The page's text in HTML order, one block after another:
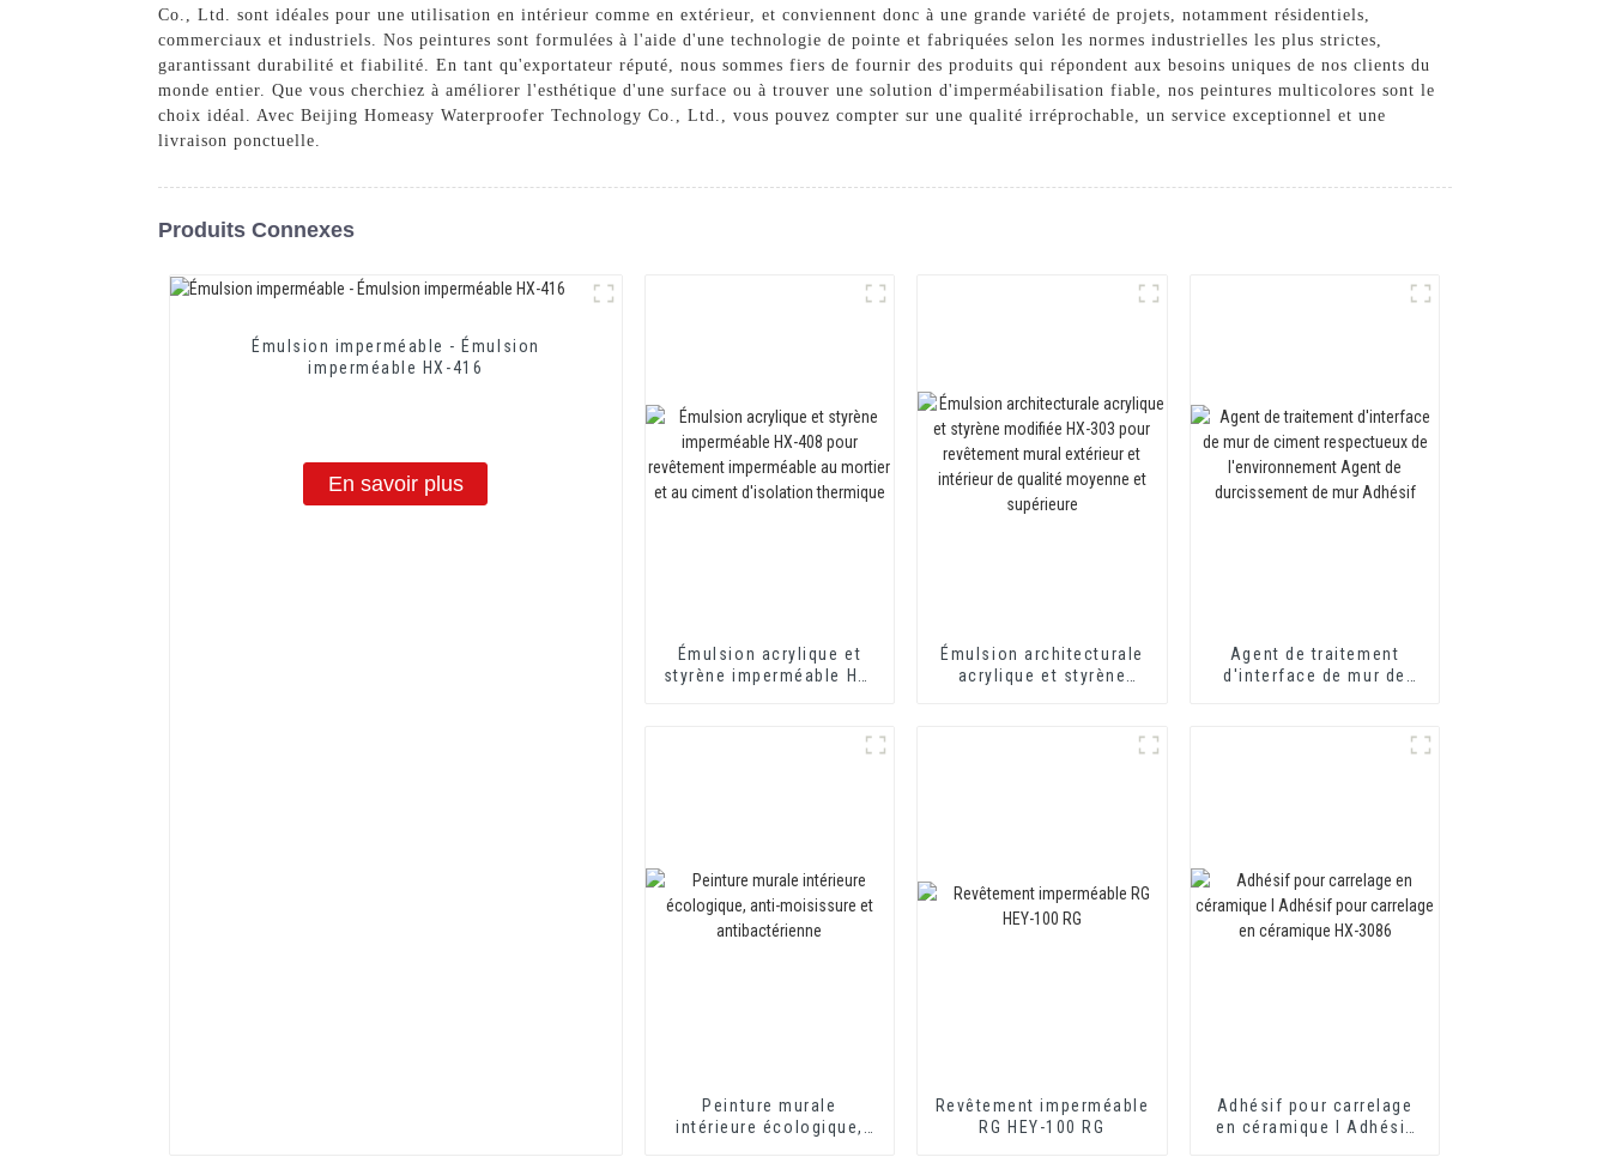
Co., Ltd. sont idéales pour une utilisation en intérieur comme en extérieur, et conviennent donc à une grande variété de projets, notamment résidentiels,
commerciaux et industriels. Nos peintures sont formulées à l'aide d'une technologie de pointe et fabriquées selon les normes industrielles les plus strictes,
garantissant durabilité et fiabilité. En tant qu'exportateur réputé, nous sommes fiers de fournir des produits qui répondent aux besoins uniques de nos clients du
monde entier. Que vous cherchiez à améliorer l'esthétique d'une surface ou à trouver une solution d'imperméabilisation fiable, nos peintures multicolores sont le
choix idéal. Avec Beijing Homeasy Waterproofer Technology Co., Ltd., vous pouvez compter sur une qualité irréprochable, un service exceptionnel et une
livraison ponctuelle.
Produits Connexes
Émulsion imperméable - Émulsion
imperméable HX-416
En savoir plus
Émulsion acrylique et
styrène imperméable HX-
et au ciment d'isolation
Émulsion architecturale
acrylique et styrène
extérieur et intérieur de
Agent de traitement
d'interface de mur de
de durcissement de mur
Peinture murale
intérieure écologique,
Revêtement imperméable
RG HEY-100 RG
Adhésif pour carrelage
en céramique I Adhésif